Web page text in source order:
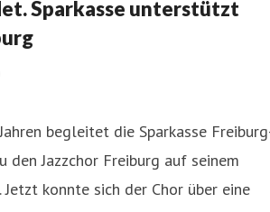
Sparkasse unterstützt
begleitet die Sparkasse
den Jazzchor Freiburg auf seinem
Jetzt konnte sich der Chor über eine